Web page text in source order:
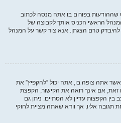
בפורום בו אתה מנסה לכתוב
הראשי הכניס אותך לקבוצה של
טרם הצגתן. אנא צור קשר על המנהל
אתה צופה בו, אתה יכול “להקפיץ” את
זאת, אם אינך רואה את הקישור, הקפצת
בין הקפצות עדיין לא הסתיים. ניתן גם
תגובה אליו, אך וודא שאתה מציית לחוקי